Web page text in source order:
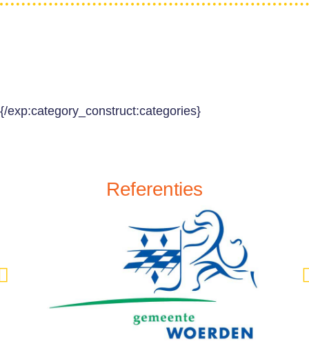
{/exp:category_construct:categories}
Referenties